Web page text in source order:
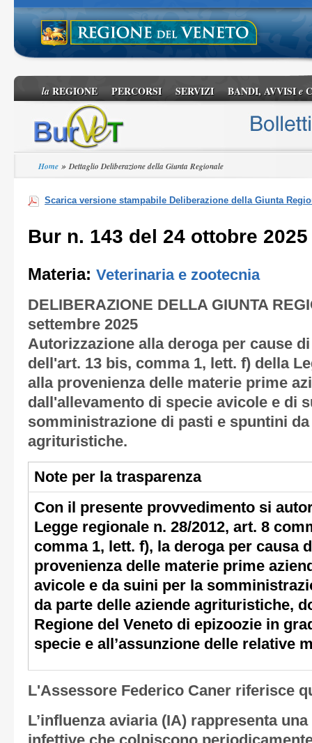
laREGIONE PERCORSI SERVIZI BANDI, AVVISIe
Home »Dettaglio Deliberazione della Giunta Regionale
Scarica versione stampabile Deliberazione della Giunta
Bur n. 143 del 24 ottobre 2025
Materia: Veterinaria e zootecnia
DELIBERAZIONE DELLA GIUNTA
settembre 2025
Autorizzazione alla deroga per cause
dell'art. 13 bis, comma 1, lett. f) della
alla provenienza delle materie prime
dall'allevamento di specie avicole e di
somministrazione di pasti e spuntini
agrituristiche.
Note per la trasparenza
Con il presente provvedimento si
Legge regionale n. 28/2012, art. 8
comma 1, lett. f), la deroga per causa
provenienza delle materie prime
avicole e da suini per la
da parte delle aziende agrituristiche,
Regione del Veneto di epizoozie in
specie e all’assunzione delle relative
L'Assessore Federico Caner riferisce
L’influenza aviaria (IA) rappresenta